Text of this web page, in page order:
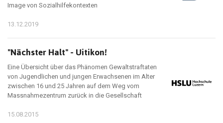
Image von Sozialhilfekontexten
13.12.2019
"Nächster Halt" - Uitikon!
Eine Übersicht über das Phänomen Gewaltstraftaten
von Jugendlichen und jungen Erwachsenen im Alter
zwischen 16 und 25 Jahren auf dem Weg vom
Massnahmezentrum zurück in die Gesellschaft
15.08.2015